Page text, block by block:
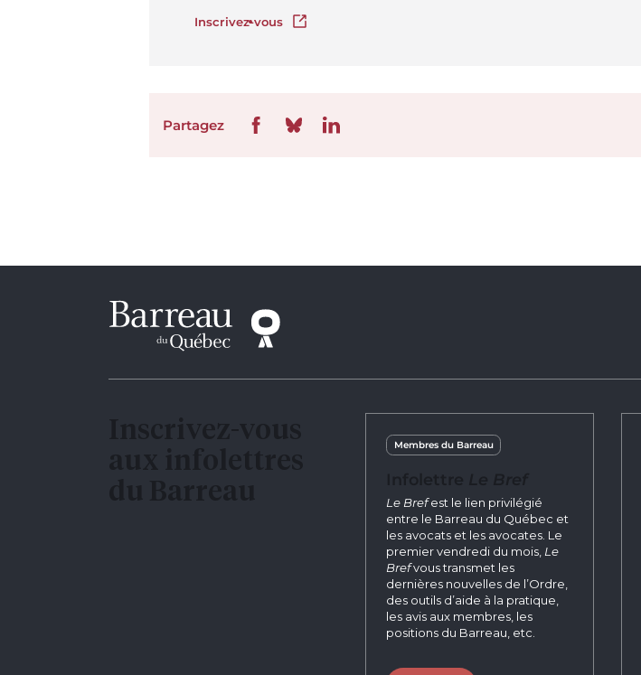
Inscrivez-vous Ouvrir dans un nouvel onglet
Partagez
Membres du Barreau
Le Brefest le lien privilégié
entre le Barreau du Québec et
les avocats et les avocates. Le
premier vendredi du mois, Le
Brefvous transmet les
dernières nouvelles de l’Ordre,
des outils d’aide à la pratique,
les avis aux membres, les
positions du Barreau, etc.